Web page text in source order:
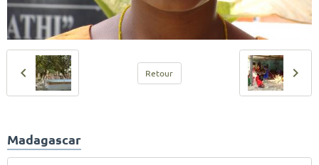
Retour
Madagascar